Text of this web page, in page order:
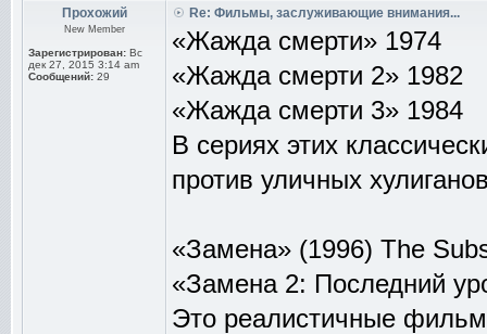
Прохожий
New Member
Зарегистрирован: Вс
дек 27, 2015 3:14 am
Сообщений: 29
Re: Фильмы, заслуживающие внимания...
«Жажда смерти» 1974
«Жажда смерти 2» 1982
«Жажда смерти 3» 1984
В сериях этих
против уличных
«Замена» (1996) The
«Замена 2: Последний
Это реалистичные